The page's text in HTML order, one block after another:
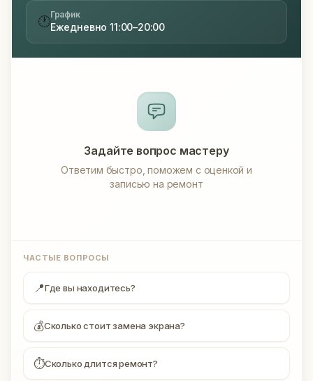
🕐График
Ежедневно 11:00–20:00
Задайте вопрос мастеру
Ответим быстро, поможем с оценкой и
записью на ремонт
ЧАСТЫЕ ВОПРОСЫ
📍Где вы находитесь?
💰Сколько стоит замена экрана?
⏱Сколько длится ремонт?